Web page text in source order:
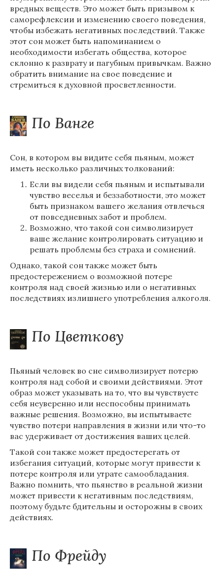
вредных веществ. Это может быть призывом к
саморефлексии и изменению своего поведения,
чтобы избежать негативных последствий. Также
этот сон может быть напоминанием о
необходимости избегать общества, которое
склонно к разврату и пагубным привычкам. Важно
обратить внимание на свое поведение и
стремиться к духовной просветленности.
По Ванге
Сон, в котором вы видите себя пьяным, может
иметь несколько различных толкований:
Если вы видели себя пьяным и испытывали
чувство веселья и беззаботности, это может
быть признаком вашего желания отвлечься
от повседневных забот и проблем.
Возможно, что такой сон символизирует
ваше желание контролировать ситуацию и
решать проблемы без страха и сомнений.
Однако, такой сон также может быть
предостережением о возможной потере
контроля над своей жизнью или о негативных
последствиях излишнего употребления алкоголя.
По Цветкову
Пьяный человек во сне символизирует потерю
контроля над собой и своими действиями. Этот
образ может указывать на то, что вы чувствуете
себя неуверенно или неспособны принимать
важные решения. Возможно, вы испытываете
чувство потери направления в жизни или что-то
вас удерживает от достижения ваших целей.
Такой сон также может предостерегать от
избегания ситуаций, которые могут привести к
потере контроля или утрате самообладания.
Важно помнить, что пьянство в реальной жизни
может привести к негативным последствиям,
поэтому будьте бдительны и осторожны в своих
действиях.
По Фрейду